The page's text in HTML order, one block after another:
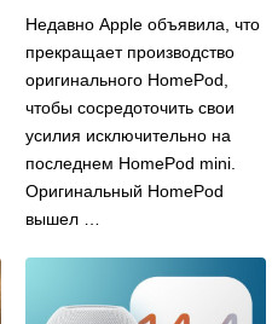
Недавно Apple объявила, что
прекращает производство
оригинального HomePod,
чтобы сосредоточить свои
усилия исключительно на
последнем HomePod mini.
Оригинальный HomePod
вышел …